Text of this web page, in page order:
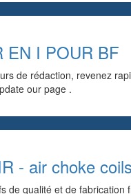
EN I POUR BF
de rédaction, revenez
our page .
- air choke coils
de qualité et de fabrication